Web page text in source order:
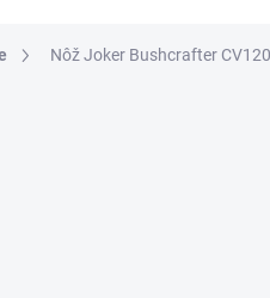
Nôž Joker Bushcrafter